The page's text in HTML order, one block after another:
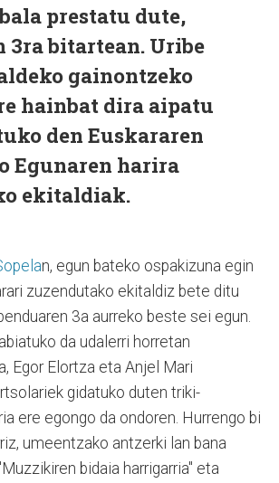
prestatu dute,
3ra bitartean. Uribe
gainontzeko
hainbat dira aipatu
den Euskararen
Egunaren harira
ekitaldiak.
n, egun bateko ospakizuna egin
zuzendutako ekitaldiz bete ditu
3a aurreko beste sei egun.
da udalerri horretan
Egor Elortza eta Anjel Mari
gidatuko duten triki-
ere egongo da ondoren. Hurrengo bi
umeentzako antzerki lan bana
bidaia harrigarria" eta